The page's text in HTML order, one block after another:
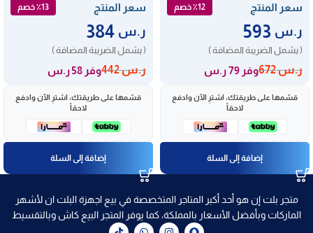
سعر المنتج
٪12 خصم
ر.س
( يشمل الضريبة المضافة )
ر.س672 وفر 79 ر.س
قسّمها على طريقتك، اشترِ الآن وادفع
لاحقاً
إضافة إلى السلة
سعر المنتج ٪13 خصم
ر.س
( يشمل الضريبة المضافة )
ر.س442 وفر 58 ر.س
قسّمها على طريقتك، اشترِ الآن وادفع
لاحقاً
إضافة إلى السلة
متجر بلت إن هو أحد أكبر المتاجر المتخصصة في بيع اجهزة البلت ان لأشهر
الماركات وبأفضل الأسعار بالمملكة، كما يوفر المتجر البيع كاش وبالتقسيط